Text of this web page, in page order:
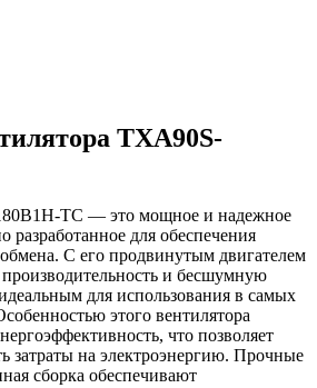
TXA90S-
TC — это мощное и надежное
разработанное для обеспечения
С его продвинутым двигателем
и бесшумную
для использования в самых
этого вентилятора
что позволяет
затраты на электроэнергию. Прочные
сборка обеспечивают